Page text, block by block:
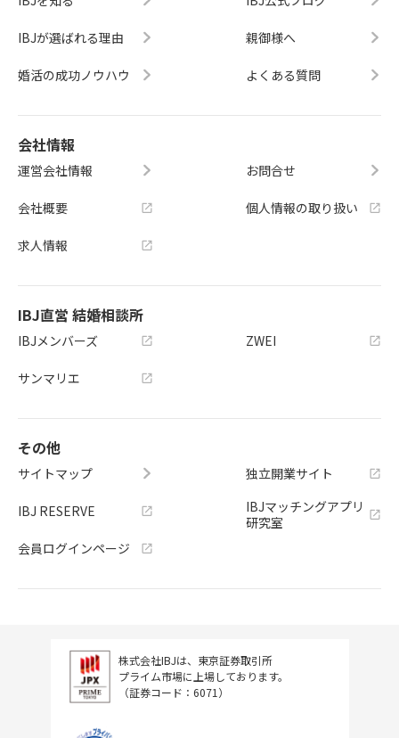
IBJが選ばれる理由
婚活の成功ノウハウ
親御様へ
よくある質問
会社情報
運営会社情報
会社概要
求人情報
お問合せ
個人情報の取り扱い
IBJ直営 結婚相談所
IBJメンバーズ
サンマリエ
ZWEI
その他
サイトマップ
IBJ RESERVE
会員ログインページ
独立開業サイト
IBJマッチングアプリ
研究室
株式会社IBJは、東京証券取引所
プライム市場に上場しております。
（証券コード：6071）